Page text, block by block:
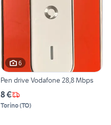
6
Pen drive Vodafone 28,8 Mbps
8 €
Torino(TO)